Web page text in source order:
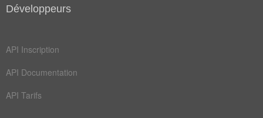
anatidé
éleveur
laitier
progrès
Développeurs
API Inscription
API Documentation
API Tarifs